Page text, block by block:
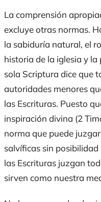
La comprensión
excluye otras normas.
la sabiduría natural, el
historia de la iglesia y la
sola Scriptura dice que
autoridades menores
las Escrituras. Puesto
inspiración divina (2
norma que puede
salvíficas sin
las Escrituras juzgan
sirven como nuestra